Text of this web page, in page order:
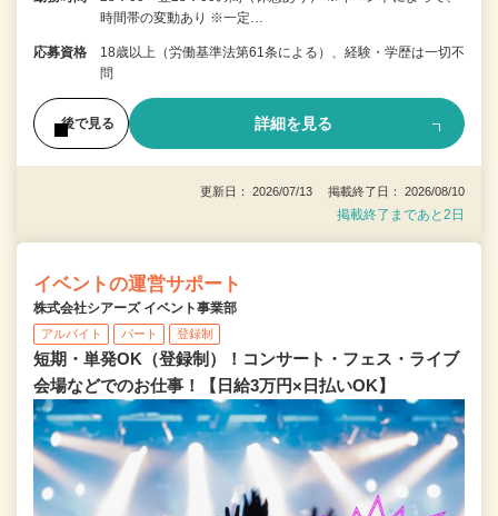
時間帯の変動あり ※一定…
応募資格
18歳以上（労働基準法第61条による）、経験・学歴は一切不
問
後で見る 詳細を見る
更新日： 2026/07/13 掲載終了日： 2026/08/10
掲載終了まであと2日
イベントの運営サポート
株式会社シアーズ イベント事業部
アルバイト パート 登録制
短期・単発OK（登録制）！コンサート・フェス・ライブ
会場などでのお仕事！【日給3万円×日払いOK】